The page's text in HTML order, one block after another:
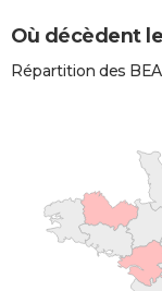
Où décèdent
Répartition des